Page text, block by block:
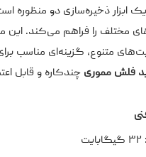
ابزار ذخیره‌سازی دو منظوره
مختلف را فراهم می‌کند. این
متنوع، گزینه‌ای مناسب
فلش مموری چندکاره و قابل